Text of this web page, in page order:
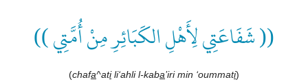
(( شَفَاعَتِي لِأَهْلِ الكَبَائِرِ مِنْ أُمَّتِي ))
(chafa^atili‘ahli l-kaba’iri min ‘oummati)